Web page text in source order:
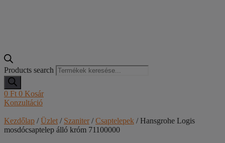
Products search
0 Ft 0 Kosár
Konzultáció
Kezdőlap /Üzlet / Szaniter /Csaptelepek / Hansgrohe Logis
mosdócsaptelep álló króm 71100000